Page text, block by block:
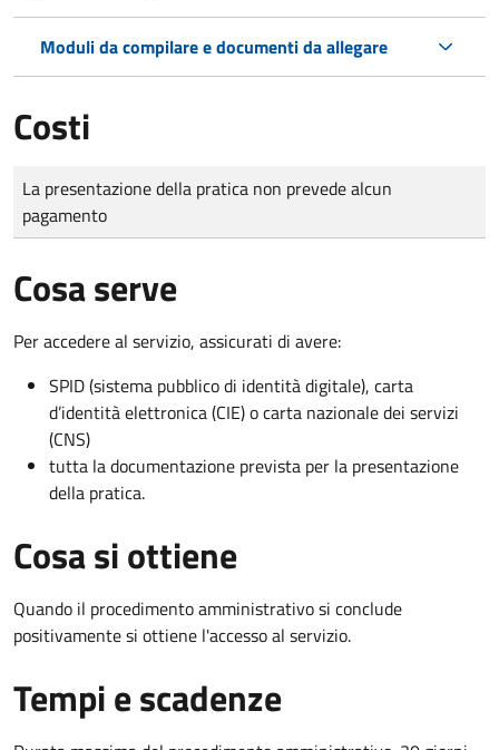
Moduli da compilare e documenti da allegare
Costi
Tipo di pagamento
Importo
La presentazione della pratica non prevede alcun
pagamento
Cosa serve
Per accedere al servizio, assicurati di avere:
SPID (sistema pubblico di identità digitale), carta
d’identità elettronica (CIE) o carta nazionale dei servizi
(CNS)
tutta la documentazione prevista per la presentazione
della pratica.
Cosa si ottiene
Quando il procedimento amministrativo si conclude
positivamente si ottiene l'accesso al servizio.
Tempi e scadenze